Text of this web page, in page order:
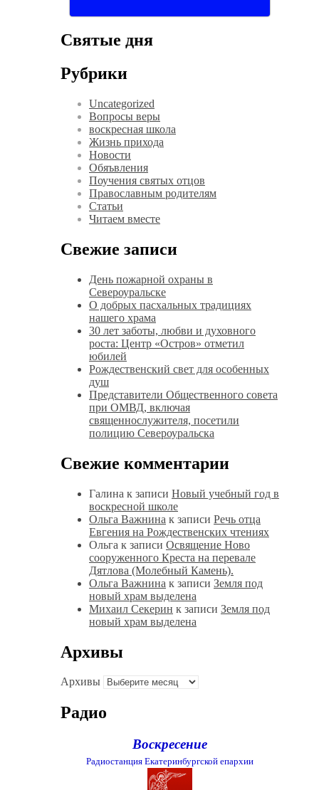
Святые дня
Рубрики
Uncategorized
Вопросы веры
воскресная школа
Жизнь прихода
Новости
Обяъвления
Поучения святых отцов
Православным родителям
Статьи
Читаем вместе
Свежие записи
День пожарной охраны в
Североуральске
О добрых пасхальных традициях
нашего храма
30 лет заботы, любви и духовного
роста: Центр «Остров» отметил
юбилей
Рождественский свет для особенных
душ
Представители Общественного совета
при ОМВД, включая
священнослужителя, посетили
полицию Североуральска
Свежие комментарии
Галина к записи Новый учебный год в
воскресной школе
Ольга Важнина к записи Речь отца
Евгения на Рождественских чтениях
Ольга к записи Освящение Ново
сооруженного Креста на перевале
Дятлова (Молебный Камень).
Ольга Важнина к записи Земля под
новый храм выделена
Михаил Секерин к записи Земля под
новый храм выделена
Архивы
Архивы
Радио
Воскресение
Радиостанция Екатеринбургской епархии